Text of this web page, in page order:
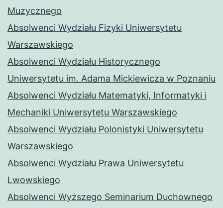
Muzycznego
Absolwenci Wydziału Fizyki Uniwersytetu
Warszawskiego
Absolwenci Wydziału Historycznego
Uniwersytetu im. Adama Mickiewicza w Poznaniu
Absolwenci Wydziału Matematyki, Informatyki i
Mechaniki Uniwersytetu Warszawskiego
Absolwenci Wydziału Polonistyki Uniwersytetu
Warszawskiego
Absolwenci Wydziału Prawa Uniwersytetu
Lwowskiego
Absolwenci Wyższego Seminarium Duchownego